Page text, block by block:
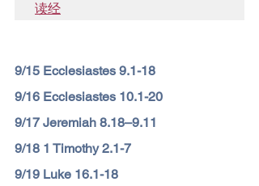
读经
9/15 Ecclesiastes 9.1-18
9/16 Ecclesiastes 10.1-20
9/17 Jeremiah 8.18–9.11
9/18 1 Timothy 2.1-7
9/19 Luke 16.1-18